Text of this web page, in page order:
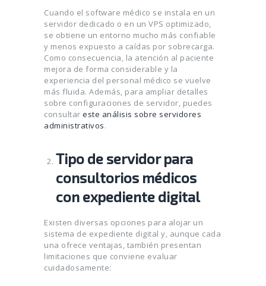
Cuando el software médico se instala en un
servidor dedicado o en un VPS optimizado,
se obtiene un entorno mucho más confiable
y menos expuesto a caídas por sobrecarga.
Como consecuencia, la atención al paciente
mejora de forma considerable y la
experiencia del personal médico se vuelve
más fluida. Además, para ampliar detalles
sobre configuraciones de servidor, puedes
consultar este análisis sobre servidores
administrativos.
Tipo de servidor para
consultorios médicos
con expediente digital
Existen diversas opciones para alojar un
sistema de expediente digital y, aunque cada
una ofrece ventajas, también presentan
limitaciones que conviene evaluar
cuidadosamente: